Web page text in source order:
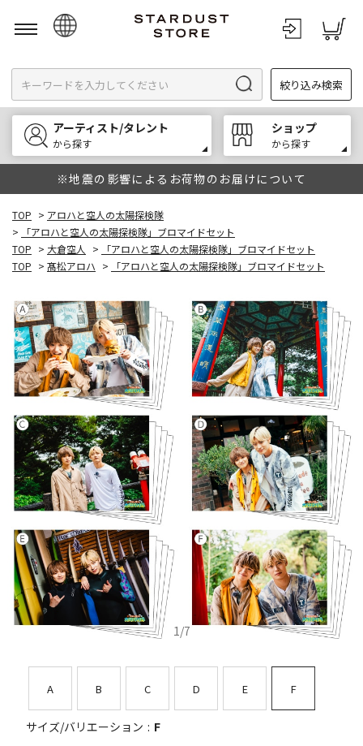
English
한국어
中文
絞り込み検索
アーティスト/タレント
から探す
ショップ
から探す
※地震の影響によるお荷物のお届けについて
TOP > アロハと空人の太陽探検隊
>
「アロハと空人の太陽探検隊」ブロマイドセット
TOP > 大倉空人 >
「アロハと空人の太陽探検隊」ブロマイドセット
TOP > 髙松アロハ > 「アロハと空人の太陽探検隊」ブロマイドセット
1/7
A B C D E F
サイズ/バリエーション F